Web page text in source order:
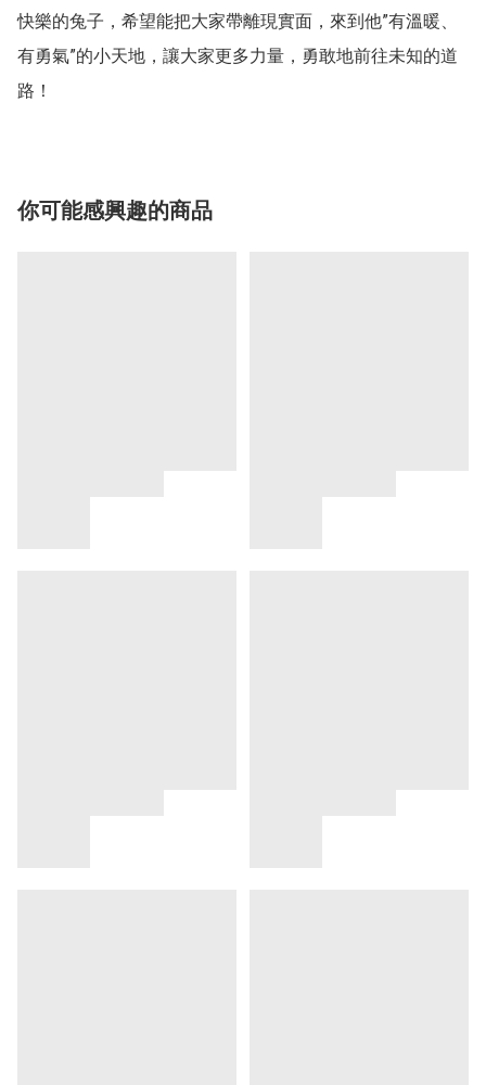
快樂的兔子，希望能把大家帶離現實面，來到他”有溫暖、
有勇氣”的小天地，讓大家更多力量，勇敢地前往未知的道
路！
你可能感興趣的商品